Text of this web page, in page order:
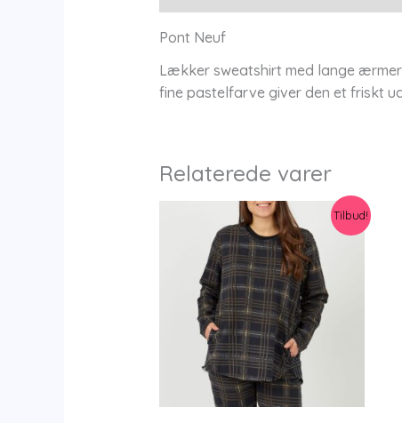
Pont Neuf
Lækker sweatshirt med lange
fine pastelfarve giver den et friskt
Relaterede varer
Tilbud!